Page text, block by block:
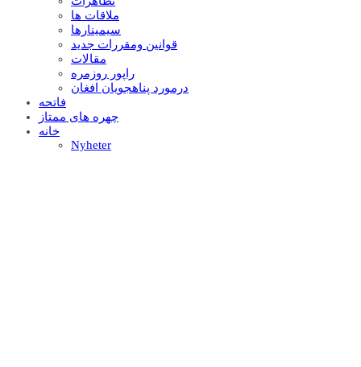
ملاقات ها
سيمينارها
قوانين ومقررات جديد
مقالات
راپور روزمره
درمورد پناهجويان افغان
فاتحه
چهره های ممتاز
خانه
Nyheter